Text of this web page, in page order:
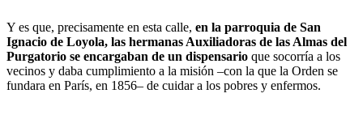
Y es que, precisamente en esta calle, en la parroquia de San
Ignacio de Loyola, las hermanas Auxiliadoras de las Almas del
Purgatorio se encargaban de un dispensario que socorría a los
vecinos y daba cumplimiento a la misión –con la que la Orden se
fundara en París, en 1856– de cuidar a los pobres y enfermos.